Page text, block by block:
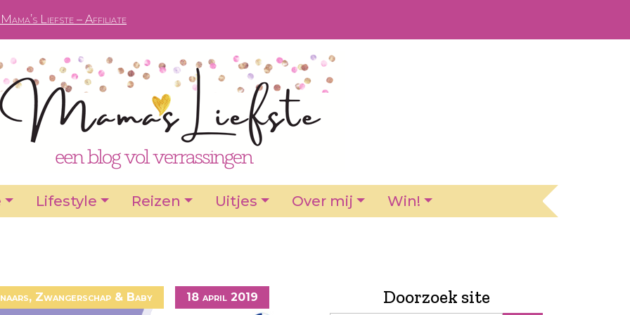
Liefste – Affiliate
Lifestyle Reizen Uitjes Over mij Win!
, Zwangerschap & Baby 18 april 2019 Doorzoek site